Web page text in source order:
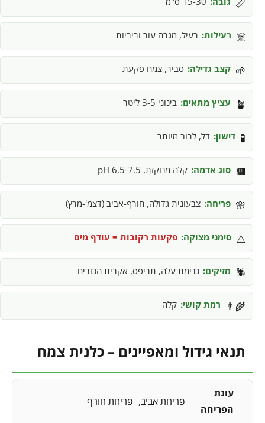
☠️ רעילות: רעיל, מגרה עור וריריות
🌱 קצב גדילה: סביר, צמח פקעת
🪴 עציץ מתאים: בינוני 3-5 ליטר
🧪 דישון: דל, לרוב מיותר
🟫 סוג אדמה: קלה מנוקזת, pH 6.5-7.5
🌸 פריחה: צבעונית גדולה, חורף-אביב (דצמ'-מרץ)
⚠️ סימני מצוקה: פקעות רקובות = עודף מים
🕷️ מזיקים: כנימת עלה, תריפס, אקרית הכורים
👨‍🌾 רמת קושי: קלה
תנאי גידול ומאפיינים – כלנית צמח
עונת
הפריחה
פריחת אביב פריחת חורף